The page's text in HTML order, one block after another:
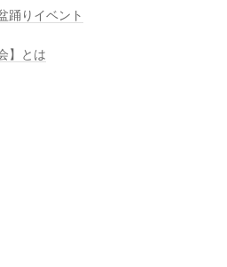
踊りイベント
】とは